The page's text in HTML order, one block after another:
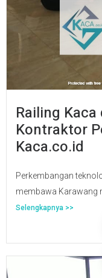
Railing
Kontraktor
Kaca.co.id
Perkembangan
membawa Karawang
Selengkapnya >>